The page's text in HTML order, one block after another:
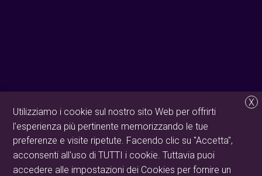
X
Utilizziamo i cookie sul nostro sito Web per offrirti
l'esperienza più pertinente memorizzando le tue
preferenze e visite ripetute. Facendo clic su "Accetta",
acconsenti all'uso di TUTTI i cookie. Tuttavia puoi
accedere alle impostazioni dei Cookies per fornire un